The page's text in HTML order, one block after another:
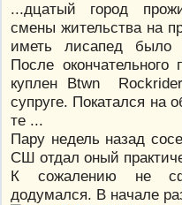
...дцатый город
смены жительства на
иметь лисапед было
После
куплен Btwn
супруге. Покатался на
те ...
Пару недель назад
СШ отдал оный
К сожалению не
додумался. В начале